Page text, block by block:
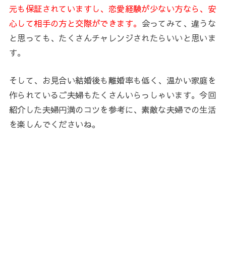
元も保証されていますし、恋愛経験が少ない方なら、安
心して相手の方と交際ができます。 会ってみて、違うな
と思っても、たくさんチャレンジされたらいいと思いま
す。
そして、お見合い結婚後も離婚率も低く、温かい家庭を
作られているご夫婦もたくさんいらっしゃいます。今回
紹介した夫婦円満のコツを参考に、素敵な夫婦での生活
を楽しんでくださいね。